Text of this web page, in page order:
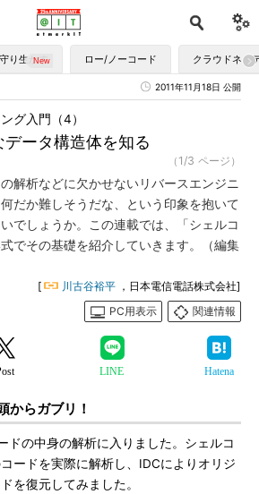
り生かす ロー/ノーコード クラウドネイ
2011年11月18日 公開
ータ構造体を知る
グ入門（4）
（1/3 ページ）
解析などに欠かせないリバースエンジニ
だか難しそうだな、という印象を抱いて
でしょうか。この連載では、「シェルコ
でその基礎を紹介していきます。（編集
[ 川古谷裕平 ，日本電信電話株式会社]
PC用表示
関連情報
LINE Hatena
からガブリ！
ドの中身の解析に入りました。シェルコ
ードを実際に解析し、IDCによりオリジ
を復元してみました。